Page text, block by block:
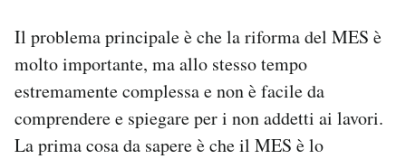
Il problema principale è che la riforma del MES è
molto importante, ma allo stesso tempo
estremamente complessa e non è facile da
comprendere e spiegare per i non addetti ai lavori.
La prima cosa da sapere è che il MES è lo